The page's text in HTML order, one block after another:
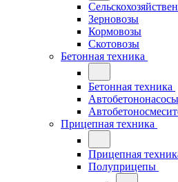
Зерновозы
Кормовозы
Скотовозы
Бетонная техника
Бетонная техника
Автобетононасосы
Прицепная техника
Прицепная
Полуприцепы